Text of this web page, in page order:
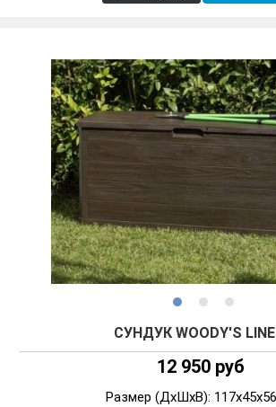
СУНДУК WOODY'S
12 950 руб
Размер (ДxШxВ):